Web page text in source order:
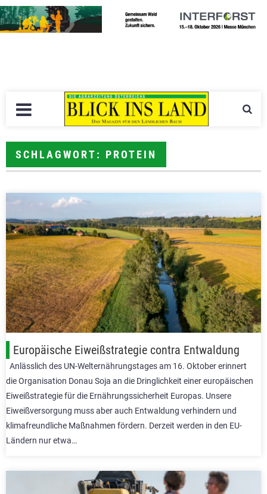
SCHLAGWORT: PROTEIN
Europäische Eiweißstrategie contra Entwaldung
Anlässlich des UN-Welternährungstages am 16. Oktober erinnert
die Organisation Donau Soja an die Dringlichkeit einer europäischen
Eiweißstrategie für die Ernährungssicherheit Europas. Unsere
Eiweißversorgung muss aber auch Entwaldung verhindern und
klimafreundliche Maßnahmen fördern. Derzeit werden in den EU-
Ländern nur etwa…